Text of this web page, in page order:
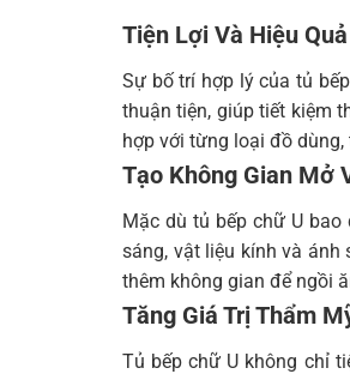
Tiện Lợi Và Hiệu Quả
Sự bố trí hợp lý của tủ
thuận tiện, giúp tiết kiệm
hợp với từng loại đồ
Tạo Không Gian Mở
Mặc dù tủ bếp chữ U
sáng, vật liệu kính và ánh
thêm không gian để ngồi
Tăng Giá Trị Thẩm
Tủ bếp chữ U không chỉ